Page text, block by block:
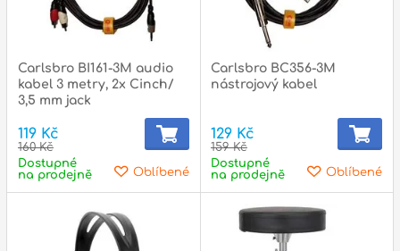
Carlsbro BI161-3M audio
kabel 3 metry, 2x Cinch/
3,5 mm jack
119 Kč
160 Kč
Oblíbené
Dostupné
na prodejně
Carlsbro BC356-3M
nástrojový kabel
129 Kč
159 Kč
Oblíbené
Dostupné
na prodejně